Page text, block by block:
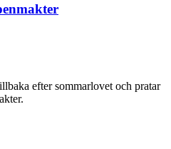
efter sommarlovet och pratar